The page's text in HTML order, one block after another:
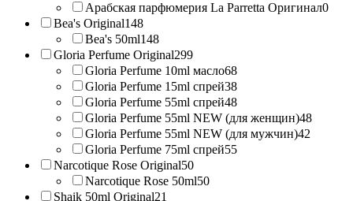
Арабская парфюмерия La Parretta Оригинал0
Bea's Original148
Bea's 50ml148
Gloria Perfume Original299
Gloria Perfume 10ml масло68
Gloria Perfume 15ml спрей38
Gloria Perfume 55ml спрей48
Gloria Perfume 55ml NEW (для женщин)48
Gloria Perfume 55ml NEW (для мужчин)42
Gloria Perfume 75ml спрей55
Narcotique Rose Original50
Narcotique Rose 50ml50
Shaik 50ml Original21